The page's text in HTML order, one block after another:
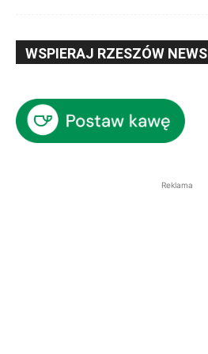
WSPIERAJ RZESZÓW NEWS
Reklama